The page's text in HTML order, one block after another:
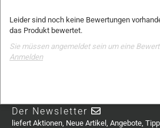
Leider sind noch keine Bewertungen
das Produkt bewertet.
Sie müssen angemeldet sein um eine
Anmelden
Der Newsletter
liefert Aktionen, Neue Artikel, Angebote,